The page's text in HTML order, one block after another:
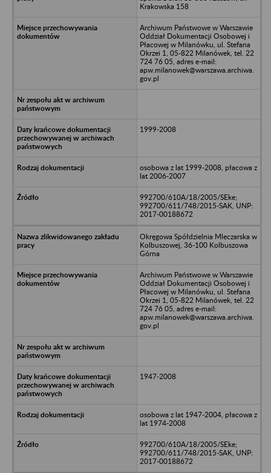
Krakowska 158
Archiwum Państwowe w Warszawie
Oddział Dokumentacji Osobowej i
Płacowej w Milanówku, ul. Stefana
Okrzei 1, 05-822 Milanówek, tel. 22
724 76 05, adres e-mail:
apw.milanowek@warszawa.archiwa.
gov.pl
1999-2008
osobowa z lat 1999-2008, płacowa z
lat 2006-2007
992700/610A/18/2005/SEke;
992700/611/748/2015-SAK, UNP:
2017-00188672
Okręgowa Spółdzielnia Mleczarska w
Kolbuszowej, 36-100 Kolbuszowa
Górna
Archiwum Państwowe w Warszawie
Oddział Dokumentacji Osobowej i
Płacowej w Milanówku, ul. Stefana
Okrzei 1, 05-822 Milanówek, tel. 22
724 76 05, adres e-mail:
apw.milanowek@warszawa.archiwa.
gov.pl
1947-2008
osobowa z lat 1947-2004, płacowa z
lat 1974-2008
992700/610A/18/2005/SEke;
992700/611/748/2015-SAK, UNP:
2017-00188672